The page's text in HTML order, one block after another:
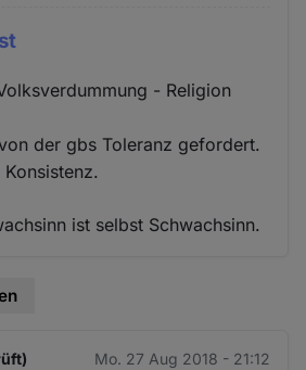
- Religion
der gbs Toleranz gefordert.
ist selbst Schwachsinn.
Mo. 27 Aug 2018 - 21:12